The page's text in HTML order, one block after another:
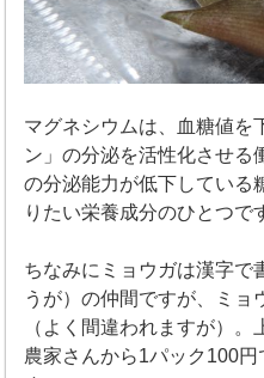
マグネシウムは、血糖値を
ン」の分泌を活性化させる
の分泌能力が低下している
りたい栄養成分のひとつで
ちなみにミョウガは漢字で
うが）の仲間ですが、ミョ
（よく間違われますが）
農家さんから1パック100